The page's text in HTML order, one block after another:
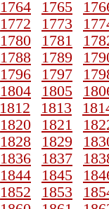
1764 1765
1772 1773
1780 1781
1788 1789
1796 1797
1804 1805
1812 1813
1820 1821
1828 1829
1836 1837
1844 1845
1852 1853